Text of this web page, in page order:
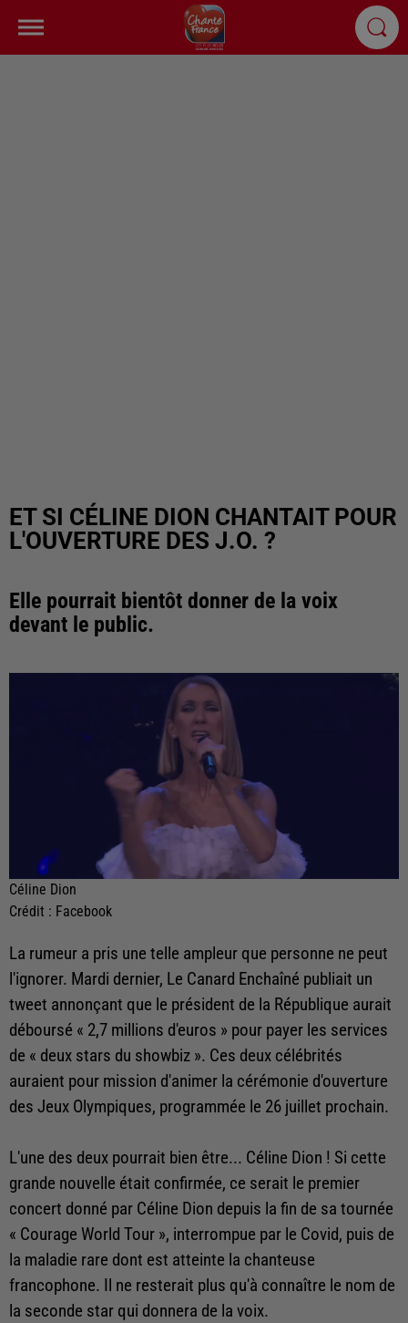
ET SI CÉLINE DION CHANTAIT POUR
L'OUVERTURE DES J.O. ?
Elle pourrait bientôt donner de la voix
devant le public.
Céline Dion
Crédit : Facebook
La rumeur a pris une telle ampleur que personne ne peut
l'ignorer. Mardi dernier, Le Canard Enchaîné publiait un
tweet annonçant que le président de la République aurait
déboursé « 2,7 millions d'euros » pour payer les services
de « deux stars du showbiz ». Ces deux célébrités
auraient pour mission d'animer la cérémonie d'ouverture
des Jeux Olympiques, programmée le 26 juillet prochain.
L'une des deux pourrait bien être... Céline Dion ! Si cette
grande nouvelle était confirmée, ce serait le premier
concert donné par Céline Dion depuis la fin de sa tournée
« Courage World Tour », interrompue par le Covid, puis de
la maladie rare dont est atteinte la chanteuse
francophone. Il ne resterait plus qu'à connaître le nom de
la seconde star qui donnera de la voix.